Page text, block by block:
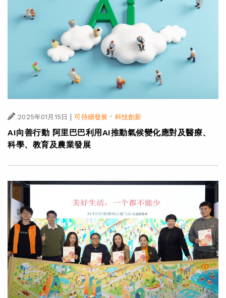
2025年01月15日 可持續發展 · 科技創新
AI向善行動 阿里巴巴利用AI推動氣候變化應對及醫療、
科學、教育及農業發展